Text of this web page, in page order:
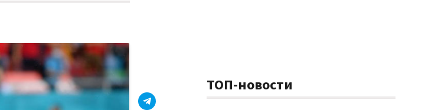
ТОП-новости